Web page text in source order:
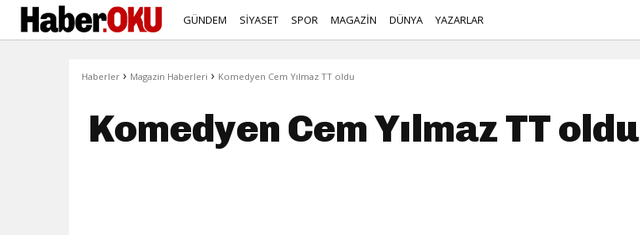
GÜNDEM SİYASET SPOR MAGAZİN DÜNYA YAZARLAR
Haberler › Magazin Haberleri › Komedyen Cem Yılmaz TT oldu
Komedyen Cem Yılmaz TT oldu